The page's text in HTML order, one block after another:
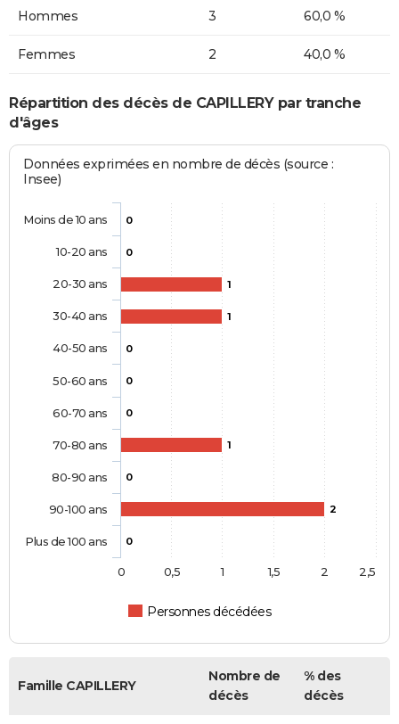
Hommes 3 60,0 %
Femmes 2 40,0 %
Répartition des décès de CAPILLERY par tranche
d'âges
Données exprimées en nombre de décès (source :
Insee)
0
0
1
1
0
0
0
1
0
2
0
Personnes décédées
Moins de 10 ans
10-20 ans
20-30 ans
30-40 ans
40-50 ans
50-60 ans
60-70 ans
70-80 ans
80-90 ans
90-100 ans
Plus de 100 ans
0 0,5 1 1,5 2 2,5
Famille CAPILLERY
Nombre de
décès
% des
décès